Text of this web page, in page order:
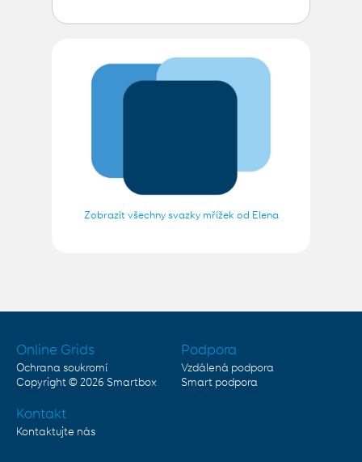
Zobrazit všechny svazky mřížek od Elena
Online Grids
Ochrana soukromí
Copyright © 2026 Smartbox
Podpora
Vzdálená podpora
Smart podpora
Kontakt
Kontaktujte nás